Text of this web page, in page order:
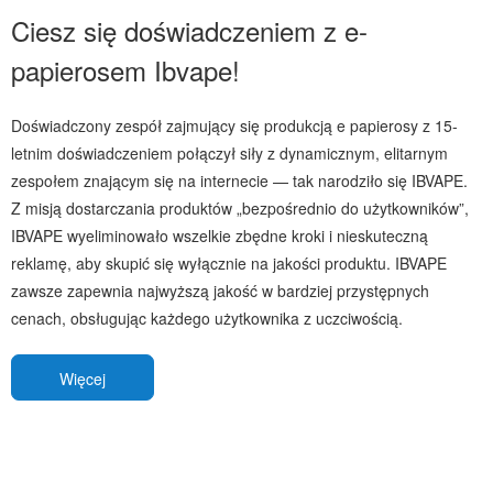
Ciesz się doświadczeniem z e-
papierosem Ibvape!
Doświadczony zespół zajmujący się produkcją e papierosy z 15-
letnim doświadczeniem połączył siły z dynamicznym, elitarnym
zespołem znającym się na internecie — tak narodziło się IBVAPE.
Z misją dostarczania produktów „bezpośrednio do użytkowników”,
IBVAPE wyeliminowało wszelkie zbędne kroki i nieskuteczną
reklamę, aby skupić się wyłącznie na jakości produktu. IBVAPE
zawsze zapewnia najwyższą jakość w bardziej przystępnych
cenach, obsługując każdego użytkownika z uczciwością.
Więcej